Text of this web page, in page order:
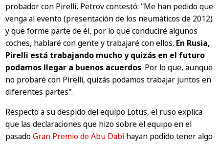
probador con Pirelli, Petrov contestó: "Me han pedido que
venga al evento (presentación de los neumáticos de 2012)
y que forme parte de él, por lo que conduciré algunos
coches, hablaré con gente y trabajaré con ellos. En Rusia,
Pirelli está trabajando mucho y quizás en el futuro
podamos llegar a buenos acuerdos. Por lo que, aunque
no probaré con Pirelli, quizás podamos trabajar juntos en
diferentes partes".
Respecto a su despido del equipo Lotus, el ruso explica
que las declaraciones que hizo sobre el equipo en el
pasadoGran Premio de Abu Dabi hayan podido tener algo